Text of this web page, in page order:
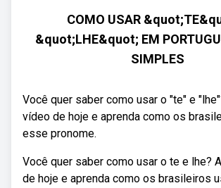
COMO USAR
&quot;LHE&quot; EM
SIMPLES
Você quer saber como usar o "te" e
vídeo de hoje e aprenda como os
esse pronome.
Você quer saber como usar o te e lhe?
de hoje e aprenda como os brasileiros